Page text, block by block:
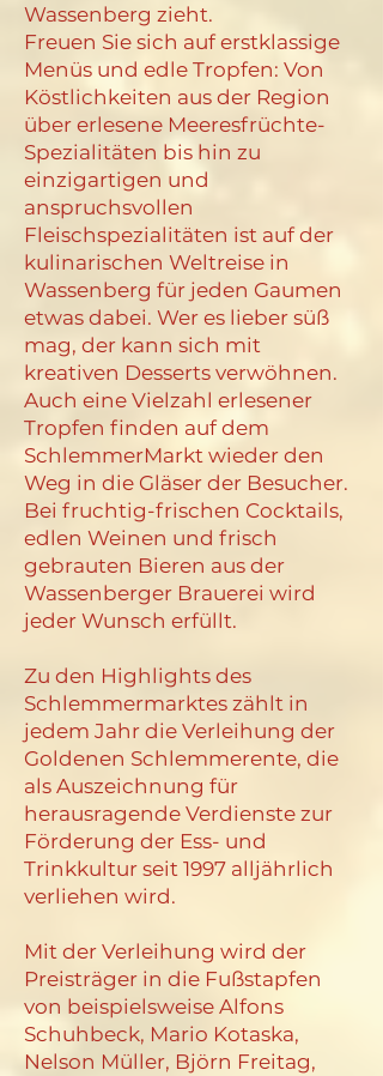
Wassenberg zieht.
Freuen Sie sich auf erstklassige
Menüs und edle Tropfen: Von
Köstlichkeiten aus der Region
über erlesene Meeresfrüchte-
Spezialitäten bis hin zu
einzigartigen und
anspruchsvollen
Fleischspezialitäten ist auf der
kulinarischen Weltreise in
Wassenberg für jeden Gaumen
etwas dabei. Wer es lieber süß
mag, der kann sich mit
kreativen Desserts verwöhnen.
Auch eine Vielzahl erlesener
Tropfen finden auf dem
SchlemmerMarkt wieder den
Weg in die Gläser der Besucher.
Bei fruchtig-frischen Cocktails,
edlen Weinen und frisch
gebrauten Bieren aus der
Wassenberger Brauerei wird
jeder Wunsch erfüllt.
Zu den Highlights des
Schlemmermarktes zählt in
jedem Jahr die Verleihung der
Goldenen Schlemmerente, die
als Auszeichnung für
herausragende Verdienste zur
Förderung der Ess- und
Trinkkultur seit 1997 alljährlich
verliehen wird.
Mit der Verleihung wird der
Preisträger in die Fußstapfen
von beispielsweise Alfons
Schuhbeck, Mario Kotaska,
Nelson Müller, Björn Freitag,